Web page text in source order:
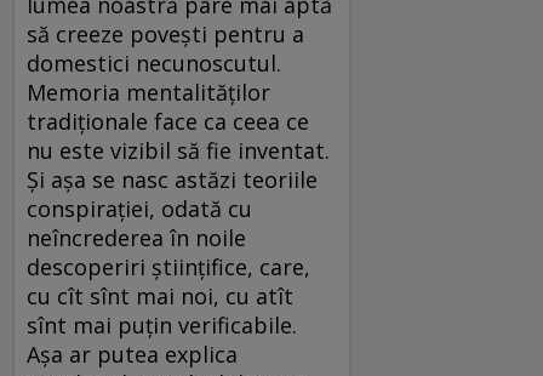
să creeze povești pentru a
domestici necunoscutul.
Memoria mentalităților
tradiționale face ca ceea ce
nu este vizibil să fie inventat.
Și așa se nasc astăzi teoriile
conspirației, odată cu
neîncrederea în noile
descoperiri științifice, care,
cu cît sînt mai noi, cu atît
sînt mai puțin verificabile.
Așa ar putea explica